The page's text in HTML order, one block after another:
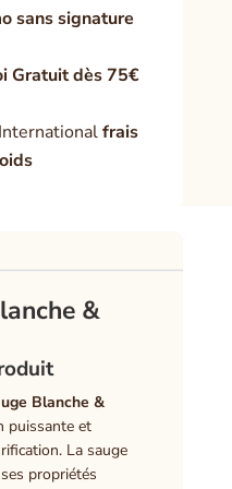
sans signature
Gratuit dès 75€
frais
&
Blanche &
puissante et
La sauge
propriétés